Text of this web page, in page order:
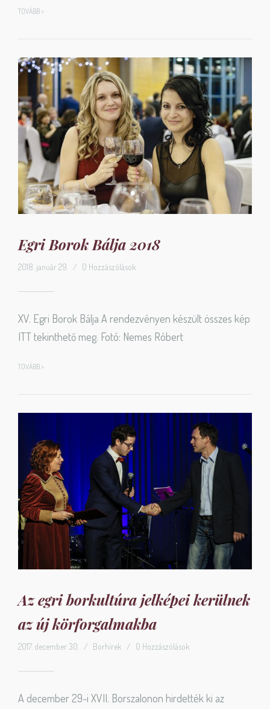
TOVÁBB >
Egri Borok Bálja 2018
2018. január 29. / 0 Hozzászólások
XV. Egri Borok Bálja A rendezvényen készült összes kép
ITT tekinthető meg. Fotó: Nemes Róbert
TOVÁBB >
Az egri borkultúra jelképei kerülnek
az új körforgalmakba
2017. december 30. / Borhírek / 0 Hozzászólások
A december 29-i XVII. Borszalonon hirdették ki az